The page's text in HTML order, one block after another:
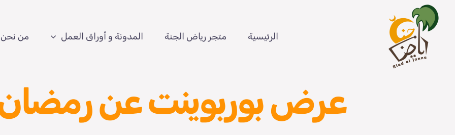
content
الرئيسية متجر رياض الجنة المدونة و أوراق العمل من نحن
عرض بوربوينت عن رمضان